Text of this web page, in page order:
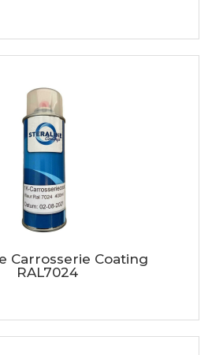
Carrosserie Coating
RAL7024